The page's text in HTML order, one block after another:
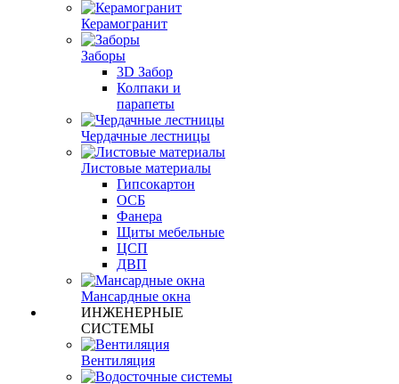
Керамогранит
Заборы
3D Забор
Колпаки и
парапеты
Чердачные лестницы
Листовые материалы
Гипсокартон
ОСБ
Фанера
Щиты мебельные
ЦСП
ДВП
Мансардные окна
ИНЖЕНЕРНЫЕ
СИСТЕМЫ
Вентиляция